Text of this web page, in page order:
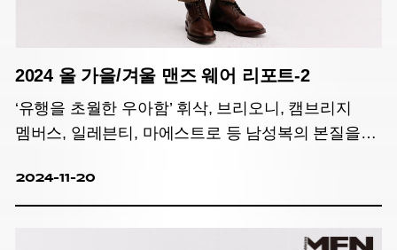
2024 올 가을/겨울 맨즈 웨어 리포트-2
‘유행을 초월한 우아함’ 휘삭, 브리오니, 캠브리지
멤버스, 일레븐티, 마에스트로 등 남성복의 본질을
2024-11-20